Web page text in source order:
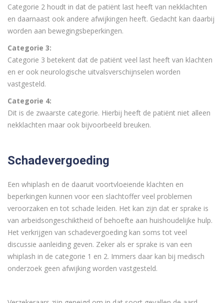
Categorie 2 houdt in dat de patiënt last heeft van nekklachten
en daarnaast ook andere afwijkingen heeft. Gedacht kan daarbij
worden aan bewegingsbeperkingen.
Categorie 3:
Categorie 3 betekent dat de patiënt veel last heeft van klachten
en er ook neurologische uitvalsverschijnselen worden
vastgesteld.
Categorie 4:
Dit is de zwaarste categorie. Hierbij heeft de patiënt niet alleen
nekklachten maar ook bijvoorbeeld breuken.
Schadevergoeding
Een whiplash en de daaruit voortvloeiende klachten en
beperkingen kunnen voor een slachtoffer veel problemen
veroorzaken en tot schade leiden. Het kan zijn dat er sprake is
van arbeidsongeschiktheid of behoefte aan huishoudelijke hulp.
Het verkrijgen van schadevergoeding kan soms tot veel
discussie aanleiding geven. Zeker als er sprake is van een
whiplash in de categorie 1 en 2. Immers daar kan bij medisch
onderzoek geen afwijking worden vastgesteld.